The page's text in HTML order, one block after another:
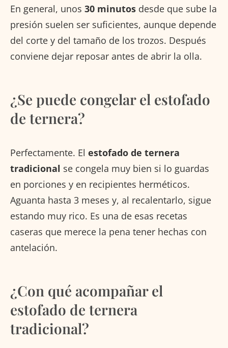
En general, unos 30 minutos desde que sube la
presión suelen ser suficientes, aunque depende
del corte y del tamaño de los trozos. Después
conviene dejar reposar antes de abrir la olla.
¿Se puede congelar el estofado
de ternera?
Perfectamente. El estofado de ternera
tradicional se congela muy bien si lo guardas
en porciones y en recipientes herméticos.
Aguanta hasta 3 meses y, al recalentarlo, sigue
estando muy rico. Es una de esas recetas
caseras que merece la pena tener hechas con
antelación.
¿Con qué acompañar el
estofado de ternera
tradicional?